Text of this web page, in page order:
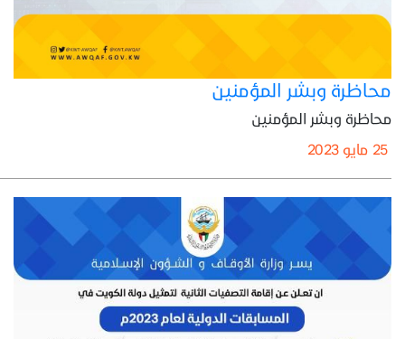
محاظرة وبشر المؤمنين
محاظرة وبشر المؤمنين